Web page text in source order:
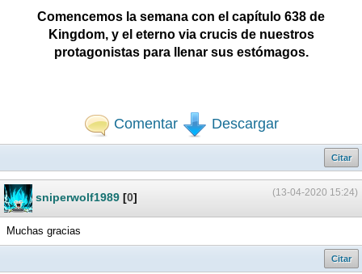
Comencemos la semana con el capítulo 638 de
Kingdom, y el eterno via crucis de nuestros
protagonistas para llenar sus estómagos.
Comentar Descargar
Citar
(13-04-2020 15:24)
sniperwolf1989 [0]
Muchas gracias
Citar